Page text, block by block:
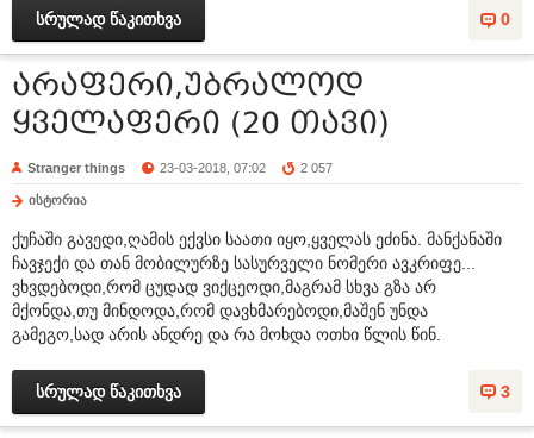
0
სრულად წაკითხვა
არაფერი,უბრალოდ
ყველაფერი (20 თავი)
Stranger things 23-03-2018, 07:02 2 057
ისტორია
ქუჩაში გავედი,ღამის ექვსი საათი იყო,ყველას ეძინა. მანქანაში
ჩავჯექი და თან მობილურზე სასურველი ნომერი ავკრიფე...
ვხვდებოდი,რომ ცუდად ვიქცეოდი,მაგრამ სხვა გზა არ
მქონდა,თუ მინდოდა,რომ დავხმარებოდი,მაშენ უნდა
გამეგო,სად არის ანდრე და რა მოხდა ოთხი წლის წინ.
3
სრულად წაკითხვა